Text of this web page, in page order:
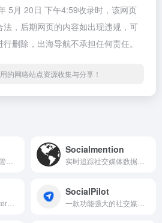
5月 20日 下午4:59收录时，该网页
，后期网页的内容如出现违规，可
删除，出海导航不承担任何责任。
的网络站点资源收集与分享！
Socialmention
SocialPilot